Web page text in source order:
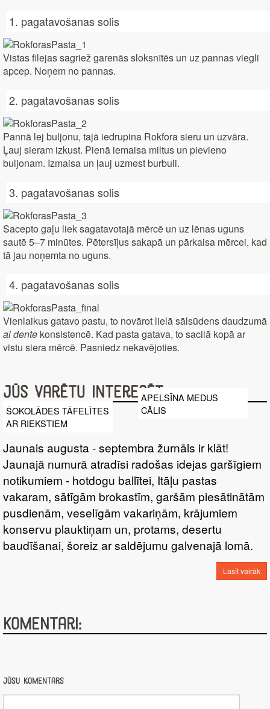
1. pagatavošanas solis
Vistas filejas sagriež garenās sloksnītēs un uz pannas viegli
apcep. Noņem no pannas.
2. pagatavošanas solis
Pannā lej buljonu, tajā iedrupina Rokfora sieru un uzvāra.
Ļauj sieram izkust. Pienā iemaisa miltus un pievieno
buljonam. Izmaisa un ļauj uzmest burbuli.
3. pagatavošanas solis
Sacepto gaļu liek sagatavotajā mērcē un uz lēnas uguns
sautē 5–7 minūtes. Pētersīļus sakapā un pārkaisa mērcei, kad
tā jau noņemta no uguns.
4. pagatavošanas solis
Vienlaikus gatavo pastu, to novārot lielā sālsūdens daudzumā
al dente konsistencē. Kad pasta gatava, to sacilā kopā ar
vistu siera mērcē. Pasniedz nekavējoties.
Jūs varētu interesēt
ŠOKOLĀDES TĀFELĪTES
AR RIEKSTIEM
APELSĪNA MEDUS
CĀLIS
Jaunais augusta - septembra žurnāls ir klāt!
Jaunajā numurā atradīsi radošas idejas garšīgiem
notikumiem - hotdogu ballītei, Itāļu pastas
vakaram, sātīgām brokastīm, garšām piesātinātām
pusdienām, veselīgām vakariņām, krājumiem
konservu plauktiņam un, protams, desertu
baudīšanai, šoreiz ar saldējumu galvenajā lomā.
Lasīt vairāk
Komentāri:
Jūsu komentārs